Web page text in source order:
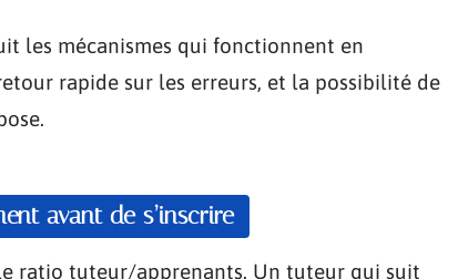
les mécanismes qui fonctionnent en
rapide sur les erreurs, et la possibilité de
avant de s’inscrire
ratio tuteur/apprenants. Un tuteur qui suit